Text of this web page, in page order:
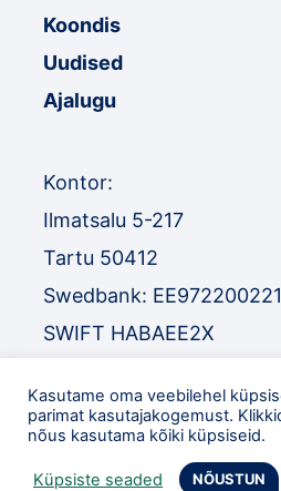
Koondis
Uudised
Ajalugu
Kontor:
Ilmatsalu 5-217
Tartu 50412
Swedbank:
SWIFT HABAEE2X
SWIFT EEUHEE2X
TEL:+372 52 32 977
eol@orienteerumine.ee
Kasutame oma veebilehel
parimat kasutajakogemust.
nõus kasutama kõiki küpsiseid.
Küpsiste seaded NÕUSTUN